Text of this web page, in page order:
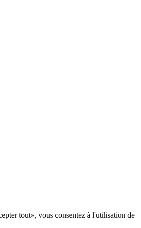
tout», vous consentez à l'utilisation de